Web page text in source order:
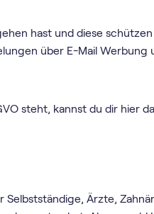
hast und diese
über E-Mail Werbung
steht, kannst du dir hier
Selbstständige, Ärzte,